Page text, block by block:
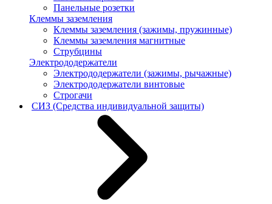
Панельные розетки
Клеммы заземления
Клеммы заземления (зажимы, пружинные)
Клеммы заземления магнитные
Струбцины
Электрододержатели
Электрододержатели (зажимы, рычажные)
Электрододержатели винтовые
Строгачи
СИЗ (Средства индивидуальной защиты)